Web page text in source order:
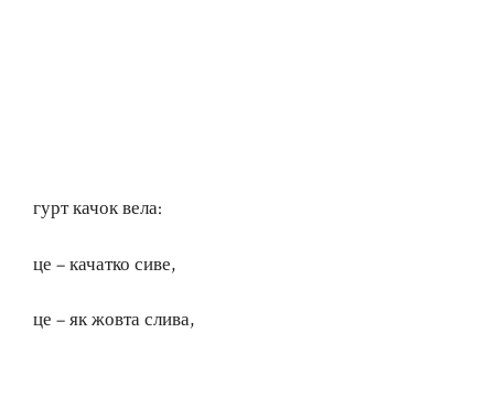
гурт качок вела:
це – качатко сиве,
це – як жовта слива,